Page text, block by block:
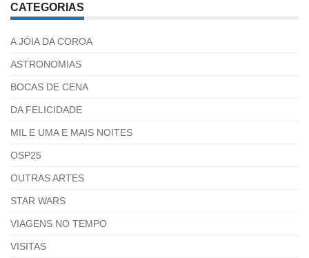
CATEGORIAS
A JÓIA DA COROA
ASTRONOMIAS
BOCAS DE CENA
DA FELICIDADE
MIL E UMA E MAIS NOITES
OSP25
OUTRAS ARTES
STAR WARS
VIAGENS NO TEMPO
VISITAS